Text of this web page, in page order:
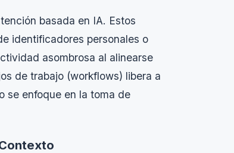
basada en IA. Estos
identificadores personales o
asombrosa al alinearse
de trabajo (workflows) libera a
se enfoque en la toma de